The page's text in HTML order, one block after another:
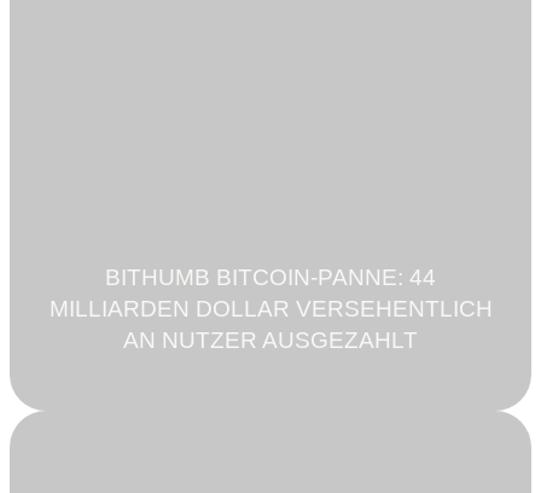
BITHUMB BITCOIN-PANNE: 44
MILLIARDEN DOLLAR VERSEHENTLICH
AN NUTZER AUSGEZAHLT